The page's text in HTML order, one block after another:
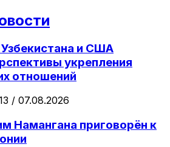
и США
укрепления
отношений
/ 07.08.2026
Намангана приговорён к